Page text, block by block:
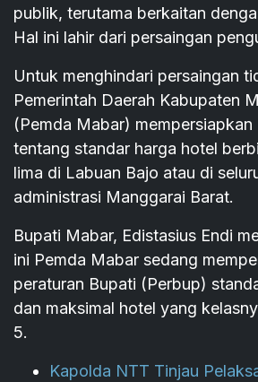
publik, terutama berkaitan
Hal ini lahir dari persaingan
Untuk menghindari persaingan
Pemerintah Daerah Kabupaten
(Pemda Mabar) mempersiapkan
tentang standar harga hotel
lima di Labuan Bajo atau di
administrasi Manggarai Barat.
Bupati Mabar, Edistasius Endi
ini Pemda Mabar sedang
peraturan Bupati (Perbup)
dan maksimal hotel yang
5.
Kapolda NTT Tinjau